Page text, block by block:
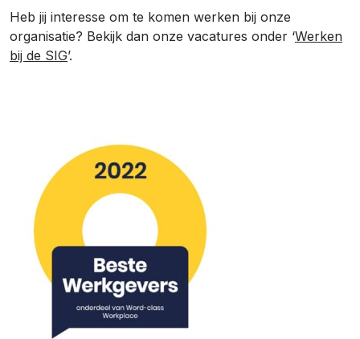
Heb jij interesse om te komen werken bij onze
organisatie? Bekijk dan onze vacatures onder ‘Werken
bij de SIG’.